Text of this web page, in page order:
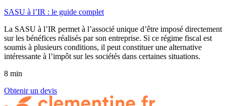
SASU à l’IR : le guide complet
La SASU à l’IR permet à l’associé unique d’être imposé directement
sur les bénéfices réalisés par son entreprise. Si ce régime fiscal est
soumis à plusieurs conditions, il peut constituer une alternative
intéressante à l’impôt sur les sociétés dans certaines situations.
8 min
Obtenir un devis